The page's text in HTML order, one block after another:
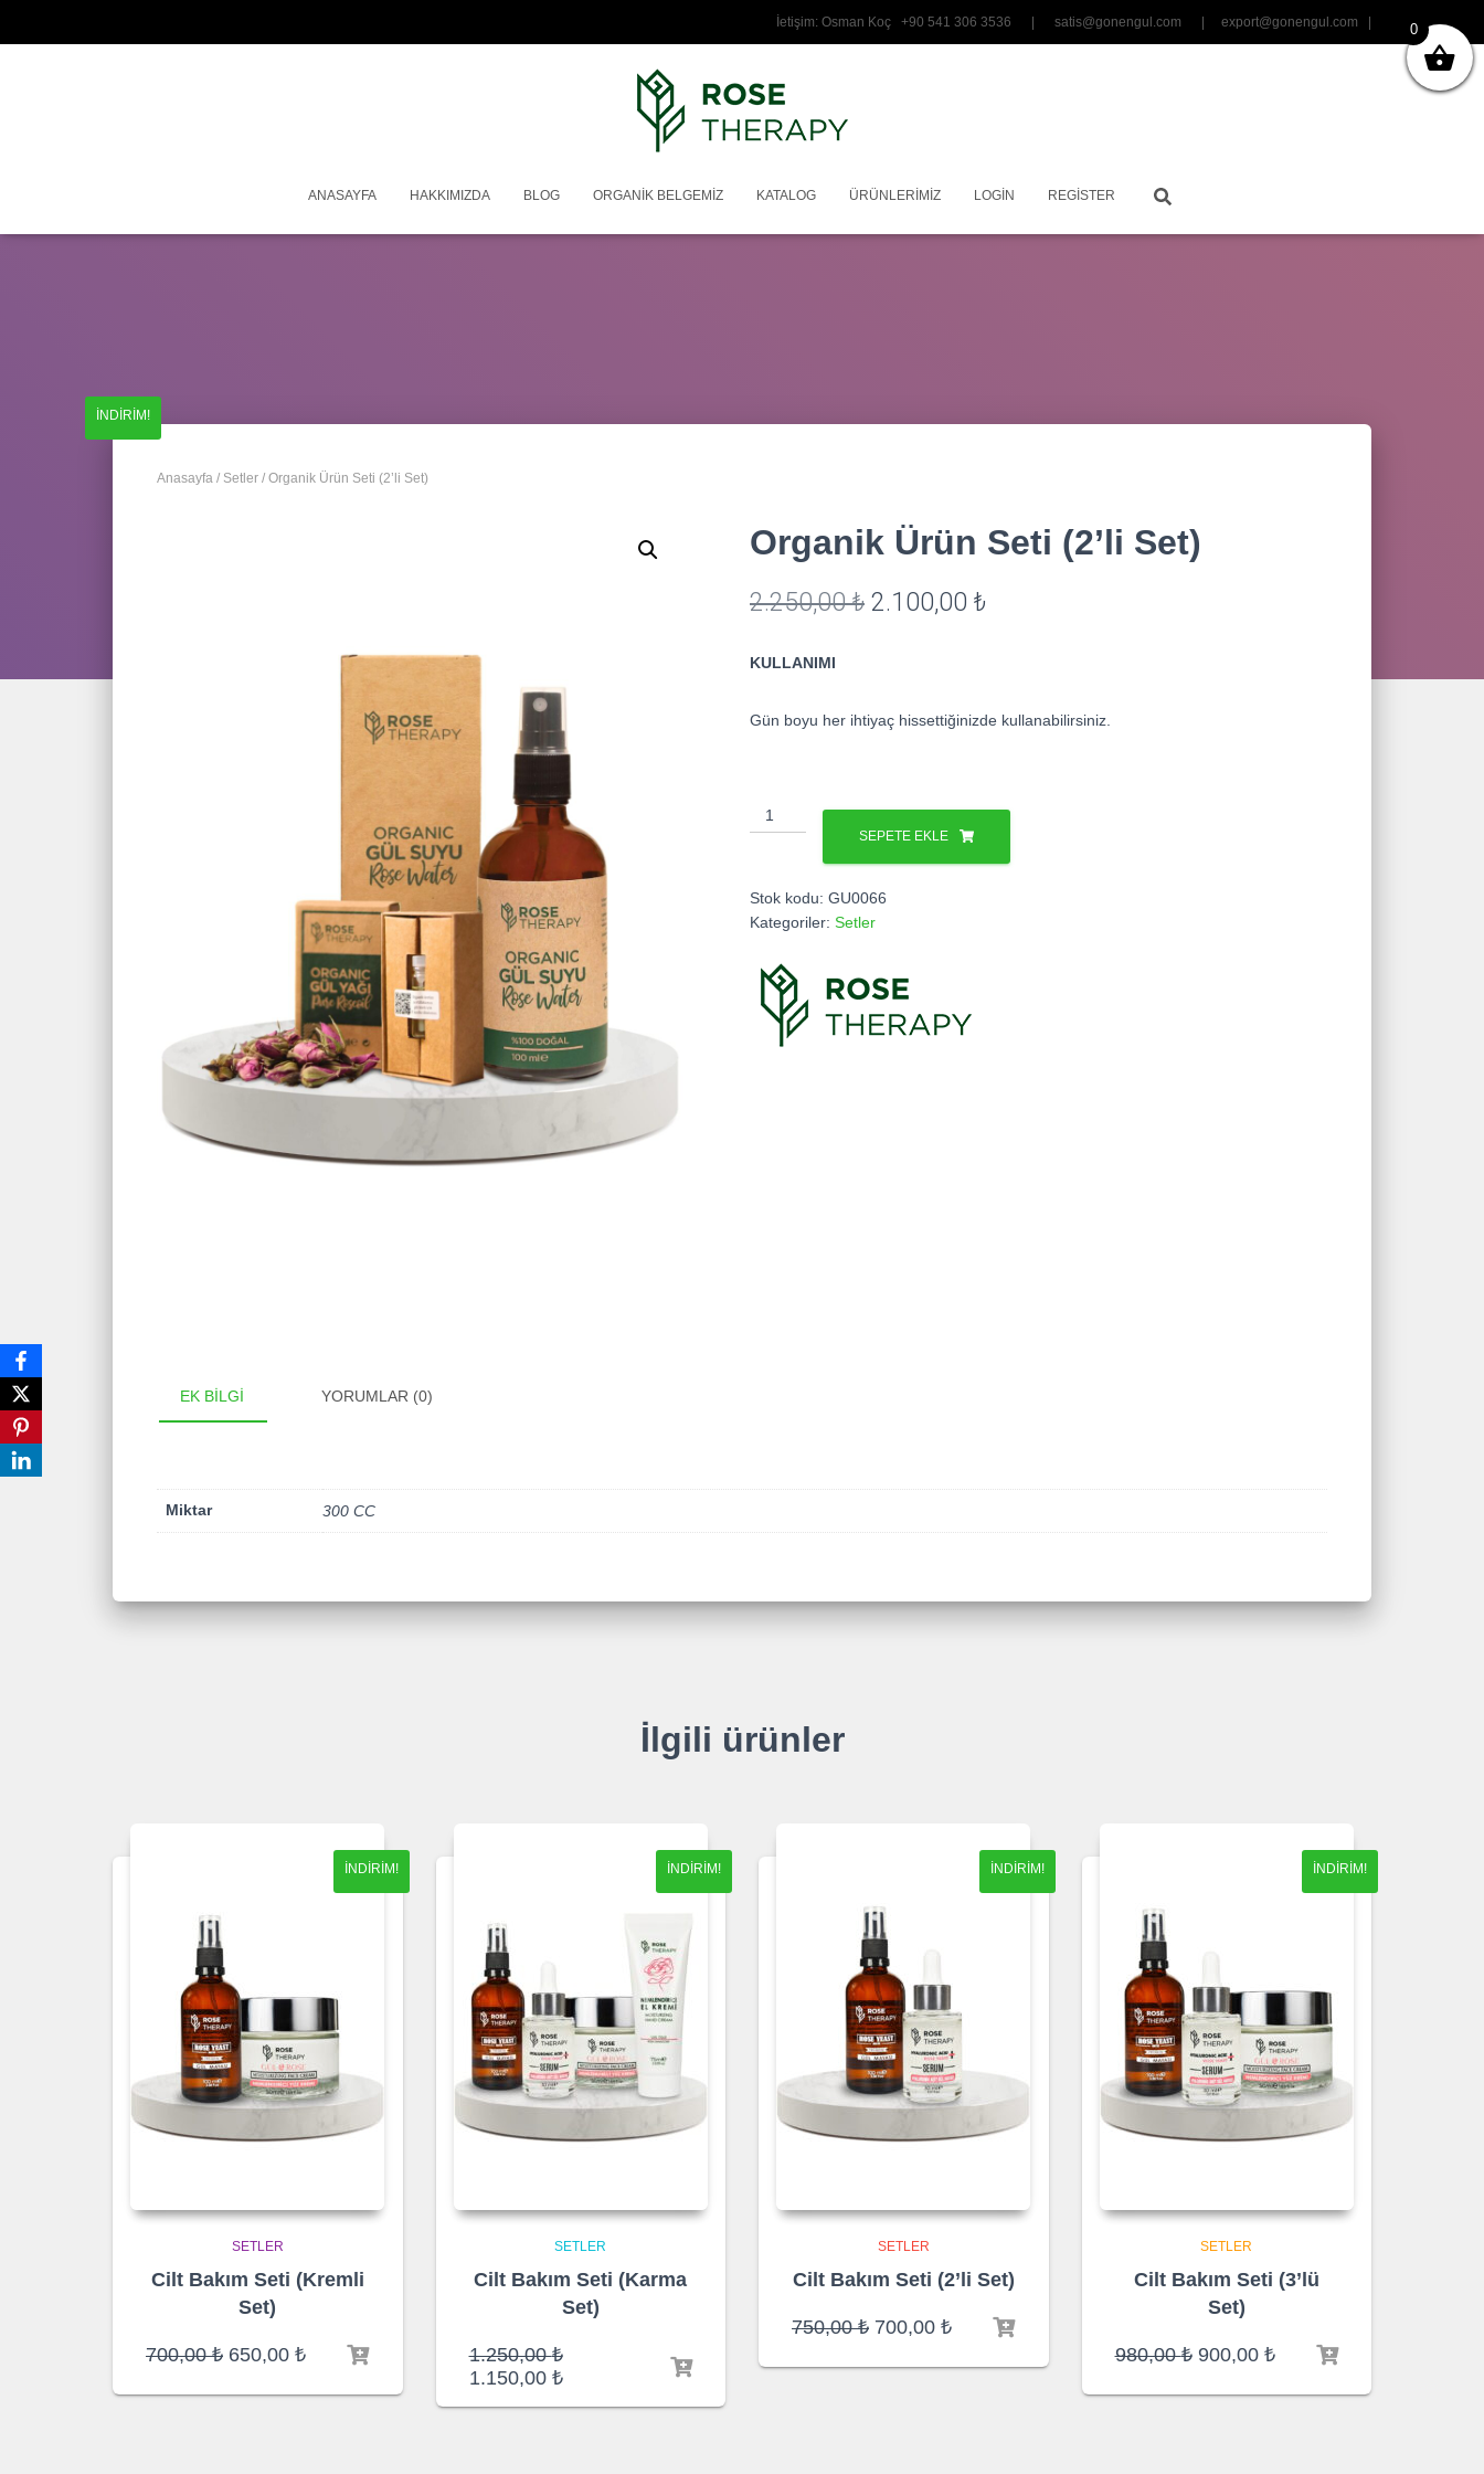
İetişim: Osman Koç +90 541 306 3536 | satis@gonengul.com export@gonengul.com
ANASAYFA HAKKIMIZDA BLOG ORGANIK BELGEMIZ KATALOG ÜRÜNLERIMIZ LOGIN REGISTER
Anasayfa / Setler / Organik Ürün Seti (2’li Set)
İNDIRIM!
Organik Ürün Seti (2’li Set)
2.250,00₺ Orijinal
2.100,00 ₺
2.100,00 ₺.
KULLANIMI
Gün boyu her ihtiyaç hissettiğinizde kullanabilirsiniz.
Organik
Ürün
Set)
adet
SEPETE EKLE
Stok kodu: GU0066
Kategoriler: Setler
EK BILGI YORUMLAR (0)
Miktar 300 CC
İlgili ürünler
İNDIRIM!
SETLER
Cilt Bakım Seti (Kremli
Set)
700,00₺ Orijinal
700,00 ₺.
650,00 ₺Şu
fiyat:
İNDIRIM!
SETLER
Cilt Bakım Seti (Karma
Set)
1.250,00₺Orijinal
fiyat:
1.150,00 ₺Şu
İNDIRIM!
SETLER
Cilt Bakım Seti (2’li Set)
750,00₺ Orijinal
750,00 ₺.
700,00 ₺Şu
fiyat:
İNDIRIM!
SETLER
Cilt Bakım Seti (3’lü
Set)
980,00₺ Orijinal
980,00 ₺.
900,00 ₺Şu
fiyat:
0